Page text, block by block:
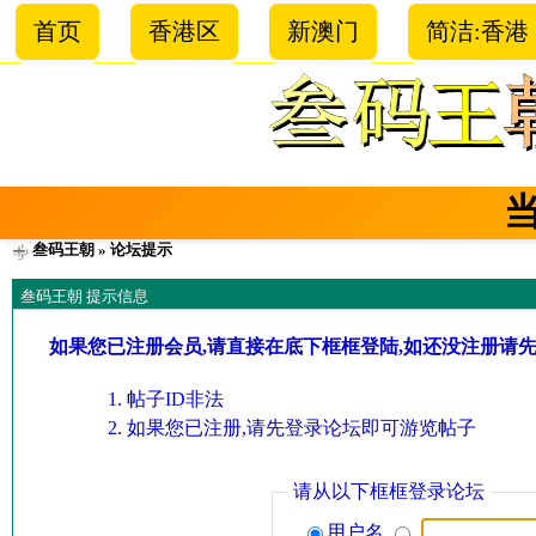
首页 香港区 新澳门 简洁:香港
叁码王朝 » 论坛提示
叁码王朝 提示信息
如果您已注册会员,请直接在底下框框登陆,如还没注册请
帖子ID非法
如果您已注册,请先登录论坛即可游览帖子
请从以下框框登录论坛
用户名